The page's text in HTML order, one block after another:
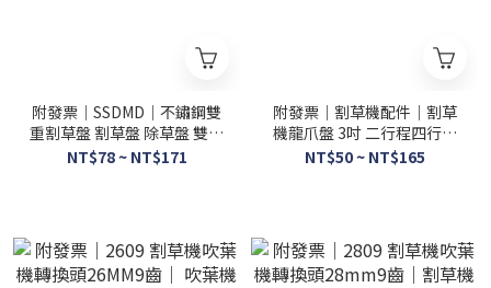
附發票｜SSDMD｜不鏽鋼雙
重割草盤 割草盤 除草盤 雙重
打草頭 牛筋盤 除草 刀片 割
NT$78 ~ NT$171
附發票｜割草機配件｜割草
機龍爪盤 3吋 二行程四行程
割草機通用 鏈條打草頭 割草
NT$50 ~ NT$165